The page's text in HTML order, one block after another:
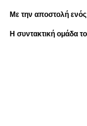
Με την αποστολή
Η συντακτική ομάδα